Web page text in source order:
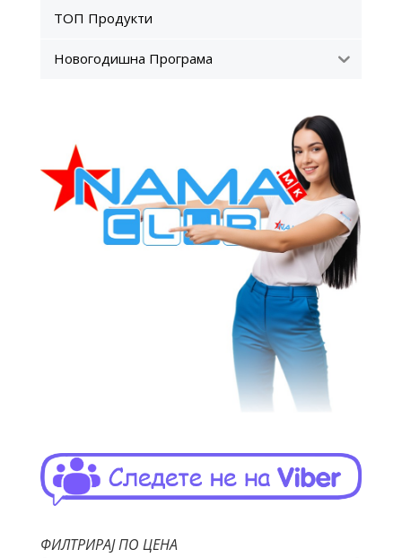
ТОП Продукти
Новогодишна Програма
ФИЛТРИРАЈ ПО ЦЕНА